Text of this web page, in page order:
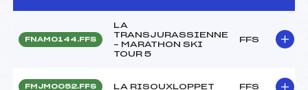
FNAM0144.FFS
LA
TRANSJURASSIENNE
– MARATHON SKI
TOUR 5
FFS
FMJM0052.FFS LA RISOUXLOPPET FFS